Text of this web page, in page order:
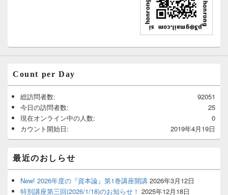
Count per Day
92051
総訪問者数:
25
今日の訪問者数:
0
現在オンライン中の人数:
2019年4月19日
カウント開始日:
最近のおしらせ
New! 2026年度の『資本論』第1巻講座開講 2026年3月12日
特別講座第三回(2026/1/18)のお知らせ！ 2025年12月18日